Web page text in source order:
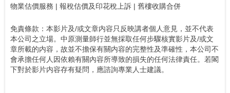
物業估價服務 | 報稅估價及印花稅上訴 | 舊樓收購合併
免責條款：本影片及/或文章内容只反映講者個人意見，並不代表
本公司之立場。中原測量師行並無採取任何步驟核實影片及/或文
章所載的内容，故並不擔保有關内容的完整性及準確性，本公司不
會承擔任何人因依賴有關內容所導致的損失的任何法律責任。若閣
下對於影片内容存有疑問，應諮詢專業人士建議。